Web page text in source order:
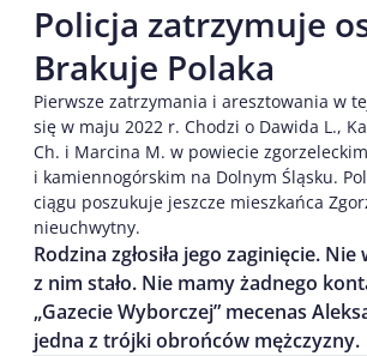
Policja zatrzymuje
Brakuje Polaka
Pierwsze zatrzymania i aresztowania w
się w maju 2022 r. Chodzi o Dawida L.,
Ch. i Marcina M. w powiecie zgorzeleckim
i kamiennogórskim na Dolnym Śląsku.
ciągu poszukuje jeszcze mieszkańca
nieuchwytny.
Rodzina zgłosiła jego zaginięcie.
z nim stało. Nie mamy żadnego
„Gazecie Wyborczej” mecenas
jedna z trójki obrońców mężczyzny.